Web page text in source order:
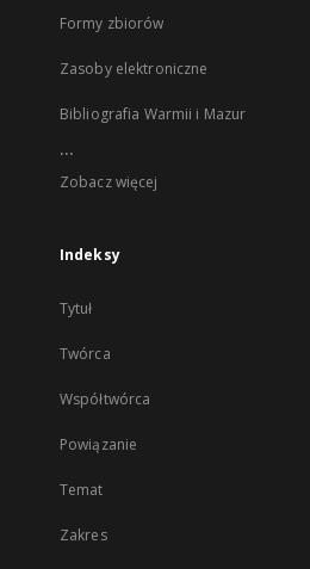
Formy zbiorów
Zasoby elektroniczne
Bibliografia Warmii i Mazur
...
Zobacz więcej
Indeksy
Tytuł
Twórca
Współtwórca
Powiązanie
Temat
Zakres